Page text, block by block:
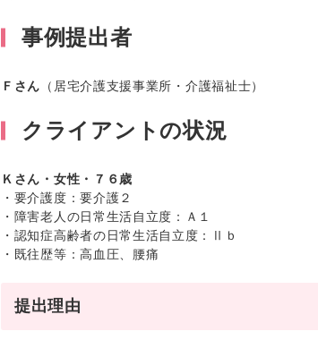
事例提出者
Ｆさん （居宅介護支援事業所・介護福祉士）
クライアントの状況
Ｋさん・女性・７６歳
・要介護度：要介護２
・障害老人の日常生活自立度：Ａ１
・認知症高齢者の日常生活自立度：Ⅱｂ
・既往歴等：高血圧、腰痛
提出理由